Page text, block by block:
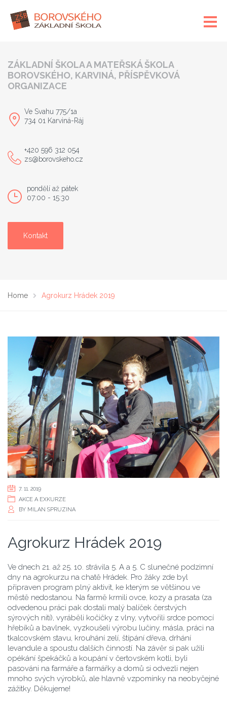
ZÁKLADNÍ ŠKOLA A MATEŘSKÁ ŠKOLA
BOROVSKÉHO, KARVINÁ, PŘÍSPĚVKOVÁ
ORGANIZACE
Ve Svahu 775/1a
734 01 Karviná-Ráj
+420 596 312 054
zs@borovskeho.cz
pondělí až pátek
07:00 - 15:30
Kontakt
Home Agrokurz Hrádek 2019
7. 11. 2019
AKCE A EXKURZE
BY MILAN SPRUZINA
Agrokurz Hrádek 2019
Ve dnech 21. až 25. 10. strávila 5. A a 5. C slunečné podzimní
dny na agrokurzu na chatě Hrádek. Pro žáky zde byl
připraven program plný aktivit, ke kterým se většinou ve
městě nedostanou. Na farmě krmili ovce, kozy a prasata (za
odvedenou práci pak dostali malý balíček čerstvých
sýrových nití), vyráběli kočičky z vlny, vytvořili srdce pomocí
hřebíků a bavlnek, vyzkoušeli výrobu lučiny, másla, práci na
tkalcovském stavu, krouhání zelí, štípání dřeva, drhání
levandule a spoustu dalších činností. Na závěr si pak užili
opékání špekáčků a koupání v čertovském kotli, byli
pasováni na farmáře a farmářky a domů si odvezli nejen
mnoho svých výrobků, ale hlavně vzpomínky na neobyčejné
zážitky. Děkujeme!